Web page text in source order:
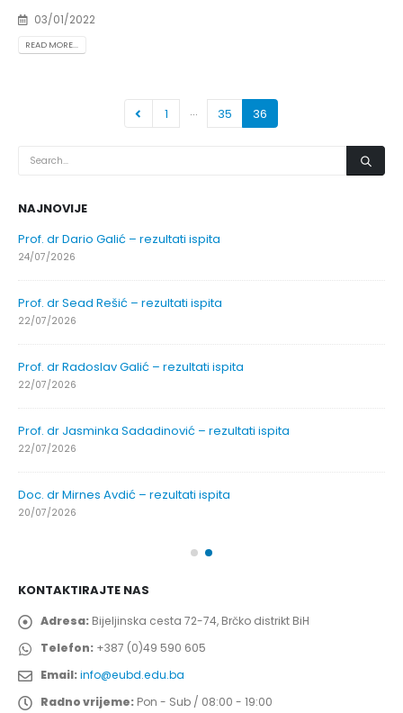
03/01/2022
READ MORE...
1 … 35 36
NAJNOVIJE
Prof. dr Dario Galić – rezultati ispita
24/07/2026
Prof. dr Sead Rešić – rezultati ispita
22/07/2026
Prof. dr Radoslav Galić – rezultati ispita
22/07/2026
Prof. dr Jasminka Sadadinović – rezultati ispita
22/07/2026
Doc. dr Mirnes Avdić – rezultati ispita
20/07/2026
KONTAKTIRAJTE NAS
Adresa: Bijeljinska cesta 72-74, Brčko distrikt BiH
Telefon: +387 (0)49 590 605
Email:info@eubd.edu.ba
Radno vrijeme: Pon - Sub / 08:00 - 19:00